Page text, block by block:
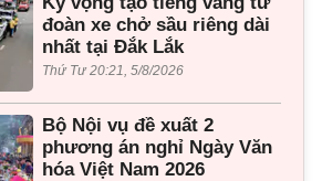
đoàn xe chở sầu riêng dài
nhất tại Đắk Lắk
Thứ Tư 20:21, 5/8/2026
Bộ Nội vụ đề xuất 2
phương án nghỉ Ngày Văn
hóa Việt Nam 2026